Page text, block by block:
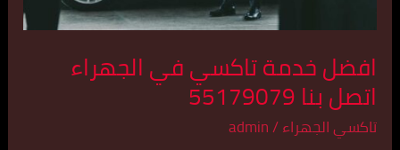
افضل خدمة تاكسي في الجهراء
اتصل بنا 55179079
تاكسي الجهراء/
admin